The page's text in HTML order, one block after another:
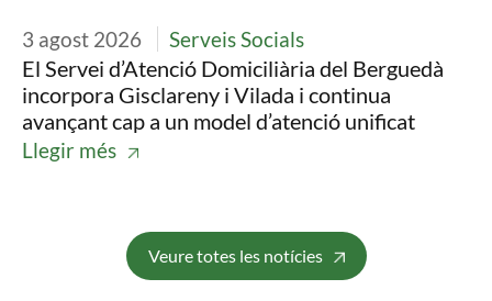
3 agost 2026 Serveis Socials
El Servei d’Atenció Domiciliària del Berguedà
incorpora Gisclareny i Vilada i continua
avançant cap a un model d’atenció unificat
Llegir més
Veure totes les notícies